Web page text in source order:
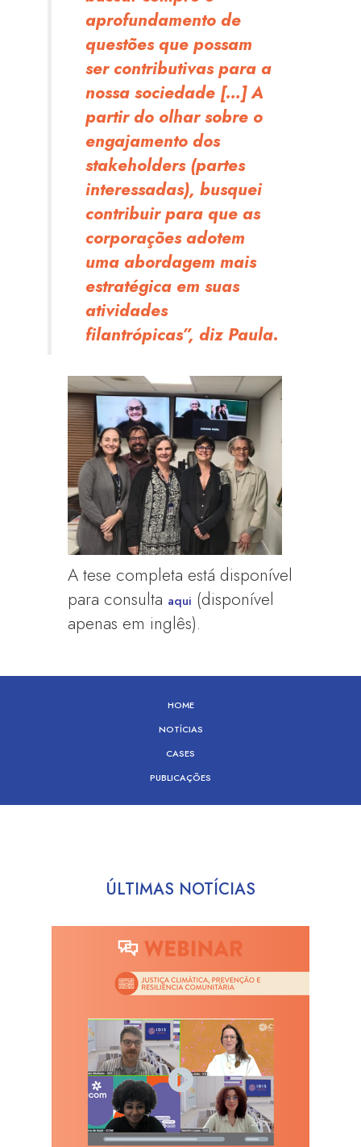
aprofundamento de
questões que possam
ser contributivas para a
nossa sociedade […] A
partir do olhar sobre o
engajamento dos
stakeholders (partes
interessadas), busquei
contribuir para que as
corporações adotem
uma abordagem mais
estratégica em suas
atividades
filantrópicas”, diz Paula.
A tese completa está disponível
para consulta aqui (disponível
apenas em inglês).
HOME
NOTÍCIAS
CASES
PUBLICAÇÕES
ÚLTIMAS NOTÍCIAS